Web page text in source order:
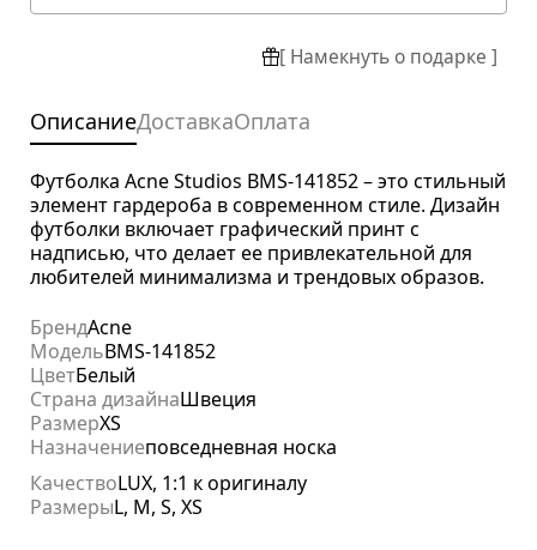
[ Намекнуть о подарке ]
ОписаниеДоставкаОплата
Футболка Acne Studios BMS-141852 – это стильный
элемент гардероба в современном стиле. Дизайн
футболки включает графический принт с
надписью, что делает ее привлекательной для
любителей минимализма и трендовых образов.
БрендAcne
МодельBMS-141852
ЦветБелый
Страна дизайнаШвеция
РазмерXS
Назначениеповседневная носка
КачествоLUX, 1:1 к оригиналу
РазмерыL, M, S, XS